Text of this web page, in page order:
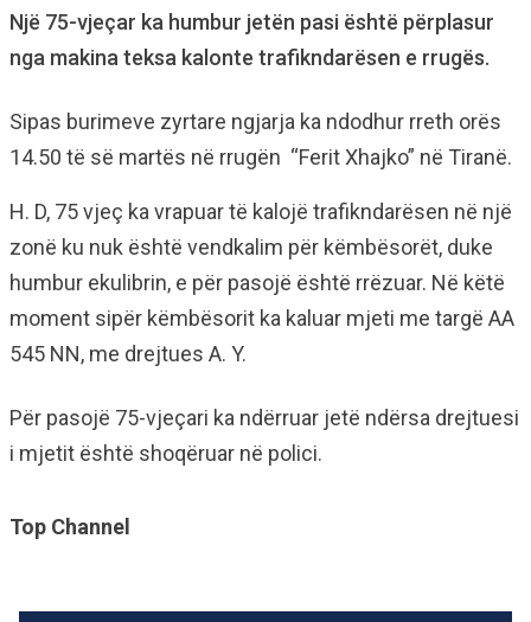
Një 75-vjeçar ka humbur jetën pasi është përplasur
nga makina teksa kalonte trafikndarësen e rrugës.
Sipas burimeve zyrtare ngjarja ka ndodhur rreth orës
14.50 të së martës në rrugën “Ferit Xhajko” në Tiranë.
H. D, 75 vjeç ka vrapuar të kalojë trafikndarësen në një
zonë ku nuk është vendkalim për këmbësorët, duke
humbur ekulibrin, e për pasojë është rrëzuar. Në këtë
moment sipër këmbësorit ka kaluar mjeti me targë AA
545 NN, me drejtues A. Y.
Për pasojë 75-vjeçari ka ndërruar jetë ndërsa drejtuesi
i mjetit është shoqëruar në polici.
Top Channel